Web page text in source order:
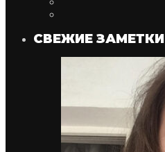
СВЕЖИЕ ЗАМЕТКИ